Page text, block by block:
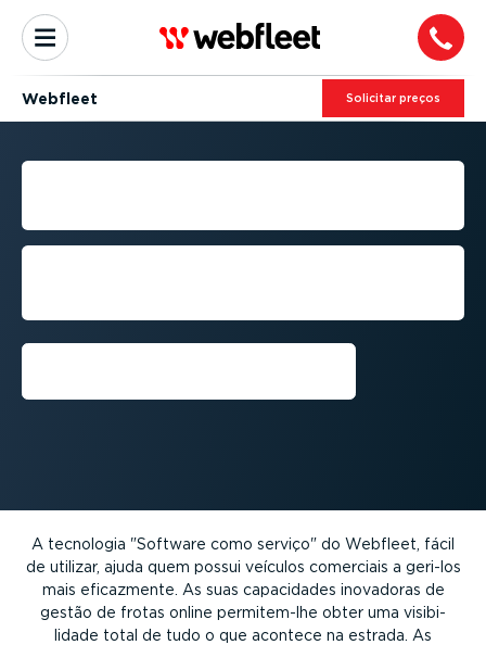
Webfleet Solicitar preços
FUNCI­O­NA­LI­DADES
A solução online perfeita que
A tecnologia "Software como serviço" do Webfleet, fácil
de utilizar, ajuda quem possui veículos comerciais a geri-los
mais eficazmente. As suas capacidades inovadoras de
gestão de frotas online permi­tem-lhe obter uma visibi­
lidade total de tudo o que acontece na estrada. As